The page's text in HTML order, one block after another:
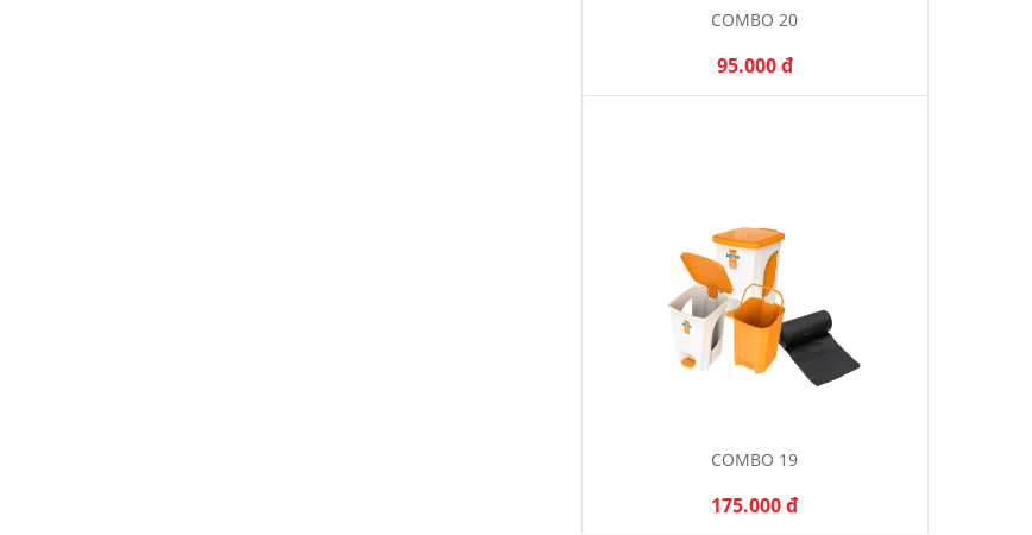
COMBO 20
95.000 đ
COMBO 19
175.000 đ